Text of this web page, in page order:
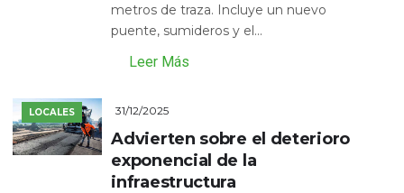
metros de traza. Incluye un nuevo
puente, sumideros y el...
Leer Más
LOCALES 31/12/2025
Advierten sobre el deterioro
exponencial de la
infraestructura